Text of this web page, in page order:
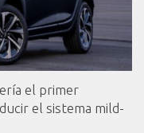
el primer
el sistema mild-